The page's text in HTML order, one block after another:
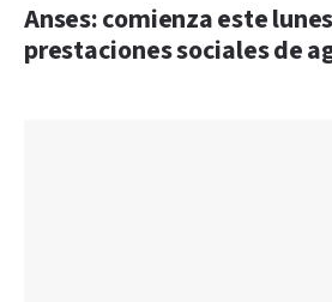
Anses: comienza este
prestaciones sociales de